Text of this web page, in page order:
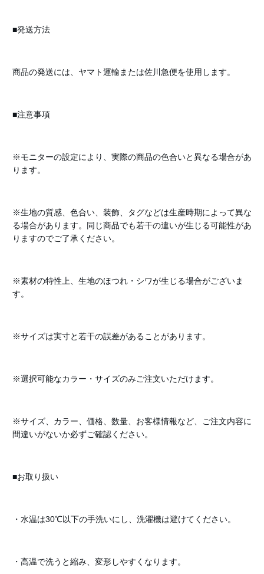
■発送方法
商品の発送には、ヤマト運輸または佐川急便を使用します。
■注意事項
※モニターの設定により、実際の商品の色合いと異なる場合があ
ります。
※生地の質感、色合い、装飾、タグなどは生産時期によって異な
る場合があります。同じ商品でも若干の違いが生じる可能性があ
りますのでご了承ください。
※素材の特性上、生地のほつれ・シワが生じる場合がございま
す。
※サイズは実寸と若干の誤差があることがあります。
※選択可能なカラー・サイズのみご注文いただけます。
※サイズ、カラー、価格、数量、お客様情報など、ご注文内容に
間違いがないか必ずご確認ください。
■お取り扱い
・水温は30℃以下の手洗いにし、洗濯機は避けてください。
・高温で洗うと縮み、変形しやすくなります。